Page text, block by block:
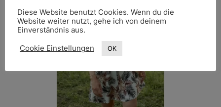
Diese Website benutzt Cookies. Wenn du die
Website weiter nutzt, gehe ich von deinem
Einverständnis aus.
Cookie Einstellungen OK